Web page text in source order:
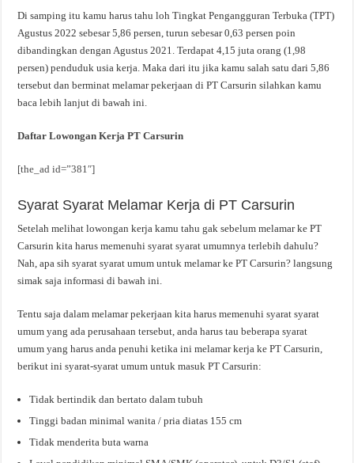
Di samping itu kamu harus tahu loh Tingkat Pengangguran Terbuka (TPT)
Agustus 2022 sebesar 5,86 persen, turun sebesar 0,63 persen poin
dibandingkan dengan Agustus 2021. Terdapat 4,15 juta orang (1,98
persen) penduduk usia kerja. Maka dari itu jika kamu salah satu dari 5,86
tersebut dan berminat melamar pekerjaan di PT Carsurin silahkan kamu
baca lebih lanjut di bawah ini.
Daftar Lowongan Kerja PT Carsurin
[the_ad id=”381″]
Syarat Syarat Melamar Kerja di PT Carsurin
Setelah melihat lowongan kerja kamu tahu gak sebelum melamar ke PT
Carsurin kita harus memenuhi syarat syarat umumnya terlebih dahulu?
Nah, apa sih syarat syarat umum untuk melamar ke PT Carsurin? langsung
simak saja informasi di bawah ini.
Tentu saja dalam melamar pekerjaan kita harus memenuhi syarat syarat
umum yang ada perusahaan tersebut, anda harus tau beberapa syarat
umum yang harus anda penuhi ketika ini melamar kerja ke PT Carsurin,
berikut ini syarat-syarat umum untuk masuk PT Carsurin:
Tidak bertindik dan bertato dalam tubuh
Tinggi badan minimal wanita / pria diatas 155 cm
Tidak menderita buta warna